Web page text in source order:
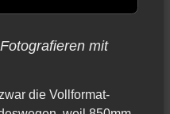
mit
die Vollformat-